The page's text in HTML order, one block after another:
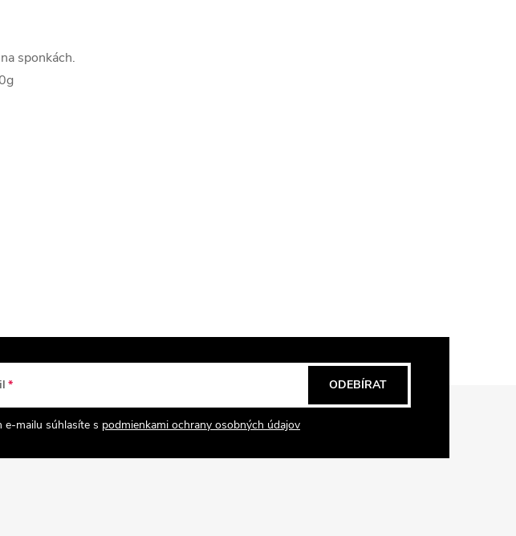
sponkách.
e-mailu súhlasíte s podmienkami ochrany osobných údajov
ODEBÍRAT